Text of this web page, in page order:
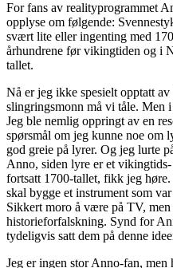
For fans av realityprogrammet
opplyse om følgende:
svært lite eller ingenting med
århundrene før vikingtiden og i
tallet.
Nå er jeg ikke spesielt opptatt
slingringsmonn må vi tåle. Men
Jeg ble nemlig oppringt av en
spørsmål om jeg kunne noe om
god greie på lyrer. Og jeg lurte
Anno, siden lyre er et
fortsatt 1700-tallet, fikk jeg
skal bygge et instrument som
Sikkert moro å være på TV,
historieforfalskning. Synd for
tydeligvis satt dem på denne
Jeg er ingen stor Anno-fan,